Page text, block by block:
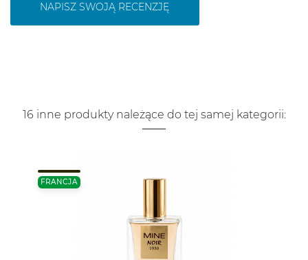
NAPISZ SWOJĄ RECENZJĘ
16 inne produkty należące do tej samej kategorii:
FRANCJA